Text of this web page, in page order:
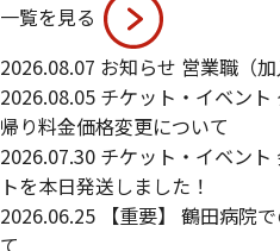
一覧を見る
2026.08.07 お知らせ 営業職（
2026.08.05 チケット・イベント
帰り料金価格変更について
2026.07.30 チケット・イベント
トを本日発送しました！
2026.06.25
【重要】 鶴田病院